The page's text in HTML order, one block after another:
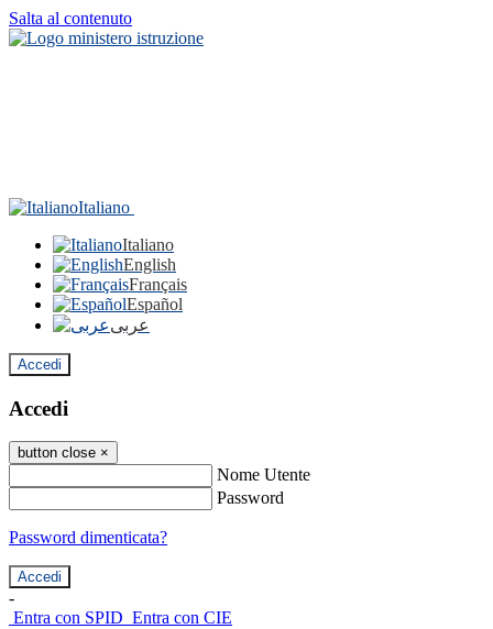
Salta al contenuto
Italiano
Italiano
English
Français
Español
عربى
Accedi
Accedi
button close ×
Nome Utente
Password
Password dimenticata?
-
Entra con SPID Entra con CIE